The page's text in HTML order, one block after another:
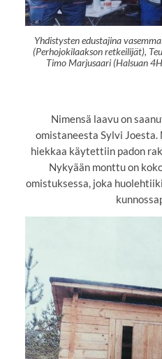
Yhdistysten edustajina
(Perhojokilaakson retkeilijät),
Timo Marjusaari (Halsuan
Nimensä laavu on
omistaneesta Sylvi
hiekkaa käytettiin padon
Nykyään monttu on
omistuksessa, joka